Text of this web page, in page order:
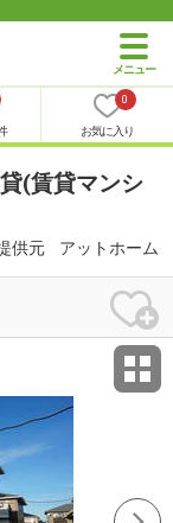
0
お気に入り
(賃貸マンシ
供元 アットホーム